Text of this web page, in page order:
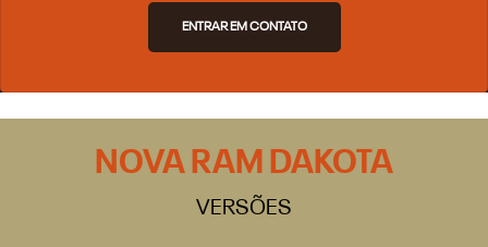
ENTRAR EM CONTATO
NOVA RAM DAKOTA
VERSÕES